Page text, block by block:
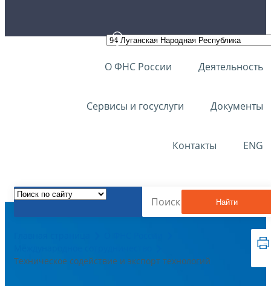
О ФНС России Деятельность
Сервисы и госуслуги Документы
Контакты ENG
Найти
Техническое содействие и экспорт технологий